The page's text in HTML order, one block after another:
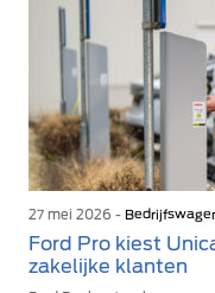
27 mei 2026 -
Ford Pro kiest
zakelijke klanten